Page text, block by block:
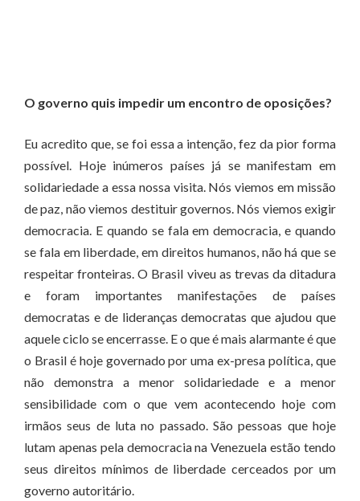
O governo quis impedir um encontro de oposições?
Eu acredito que, se foi essa a intenção, fez da pior forma
possível. Hoje inúmeros países já se manifestam em
solidariedade a essa nossa visita. Nós viemos em missão
de paz, não viemos destituir governos. Nós viemos exigir
democracia. E quando se fala em democracia, e quando
se fala em liberdade, em direitos humanos, não há que se
respeitar fronteiras. O Brasil viveu as trevas da ditadura
e foram importantes manifestações de países
democratas e de lideranças democratas que ajudou que
aquele ciclo se encerrasse. E o que é mais alarmante é que
o Brasil é hoje governado por uma ex-presa política, que
não demonstra a menor solidariedade e a menor
sensibilidade com o que vem acontecendo hoje com
irmãos seus de luta no passado. São pessoas que hoje
lutam apenas pela democracia na Venezuela estão tendo
seus direitos mínimos de liberdade cerceados por um
governo autoritário.